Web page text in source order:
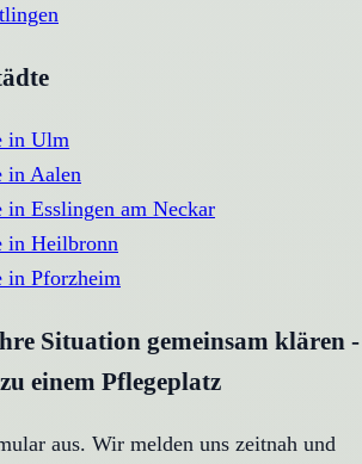
in Ulm
in Aalen
in Esslingen am Neckar
in Heilbronn
in Pforzheim
Situation gemeinsam klären -
einem Pflegeplatz
aus. Wir melden uns zeitnah und